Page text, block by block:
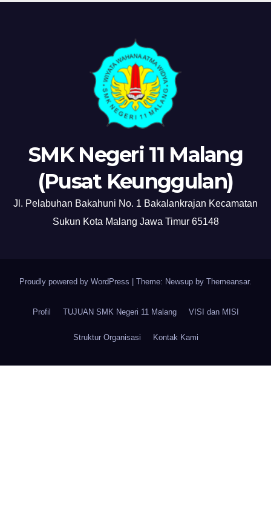
SMK Negeri 11 Malang
(Pusat Keunggulan)
Jl. Pelabuhan Bakahuni No. 1 Bakalankrajan Kecamatan
Sukun Kota Malang Jawa Timur 65148
Proudly powered by WordPress Theme: Newsup by Themeansar.
Profil TUJUAN SMK Negeri 11 Malang VISI dan MISI
Struktur Organisasi Kontak Kami